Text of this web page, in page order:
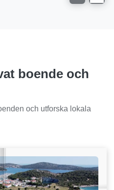
boende och
och utforska lokala